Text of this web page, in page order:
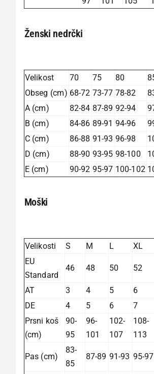
Ženski nedrčki
Velikost 70 75 80
Obseg (cm) 68-72 73-77 78-82
A (cm)
82-84 87-89 92-94
B (cm)
84-86 89-91 94-96
C (cm)
86-88 91-93 96-98
D (cm)
88-90 93-95 98-100
E (cm)
90-92 95-97 100-102
Moški
Velikosti S M L XL
EU
Standard
46 48 50 52
AT 3 4 5 6
DE
4 5 6 7
Prsni koš
(cm)
90-
95
96-
101
102-
107
108-
113
Pas (cm)
83-
85
87-89 91-93 95-97